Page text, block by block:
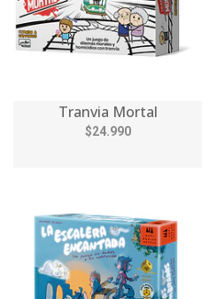
Tranvia Mortal
$24.990